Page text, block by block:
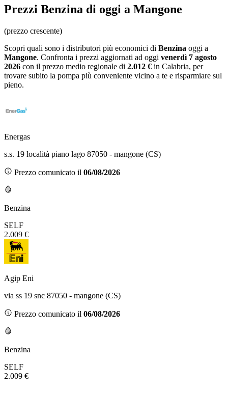
Prezzi Benzina di oggi a Mangone
(prezzo crescente)
Scopri quali sono i distributori più economici di Benzina oggi a
Mangone. Confronta i prezzi aggiornati ad oggi venerdì 7 agosto
2026 con il prezzo medio regionale di 2.012 € in Calabria, per
trovare subito la pompa più conveniente vicino a te e risparmiare sul
pieno.
Energas
s.s. 19 località piano lago 87050 - mangone (CS)
Prezzo comunicato il 06/08/2026
Benzina
SELF
2.009 €
Agip Eni
via ss 19 snc 87050 - mangone (CS)
Prezzo comunicato il 06/08/2026
Benzina
SELF
2.009 €